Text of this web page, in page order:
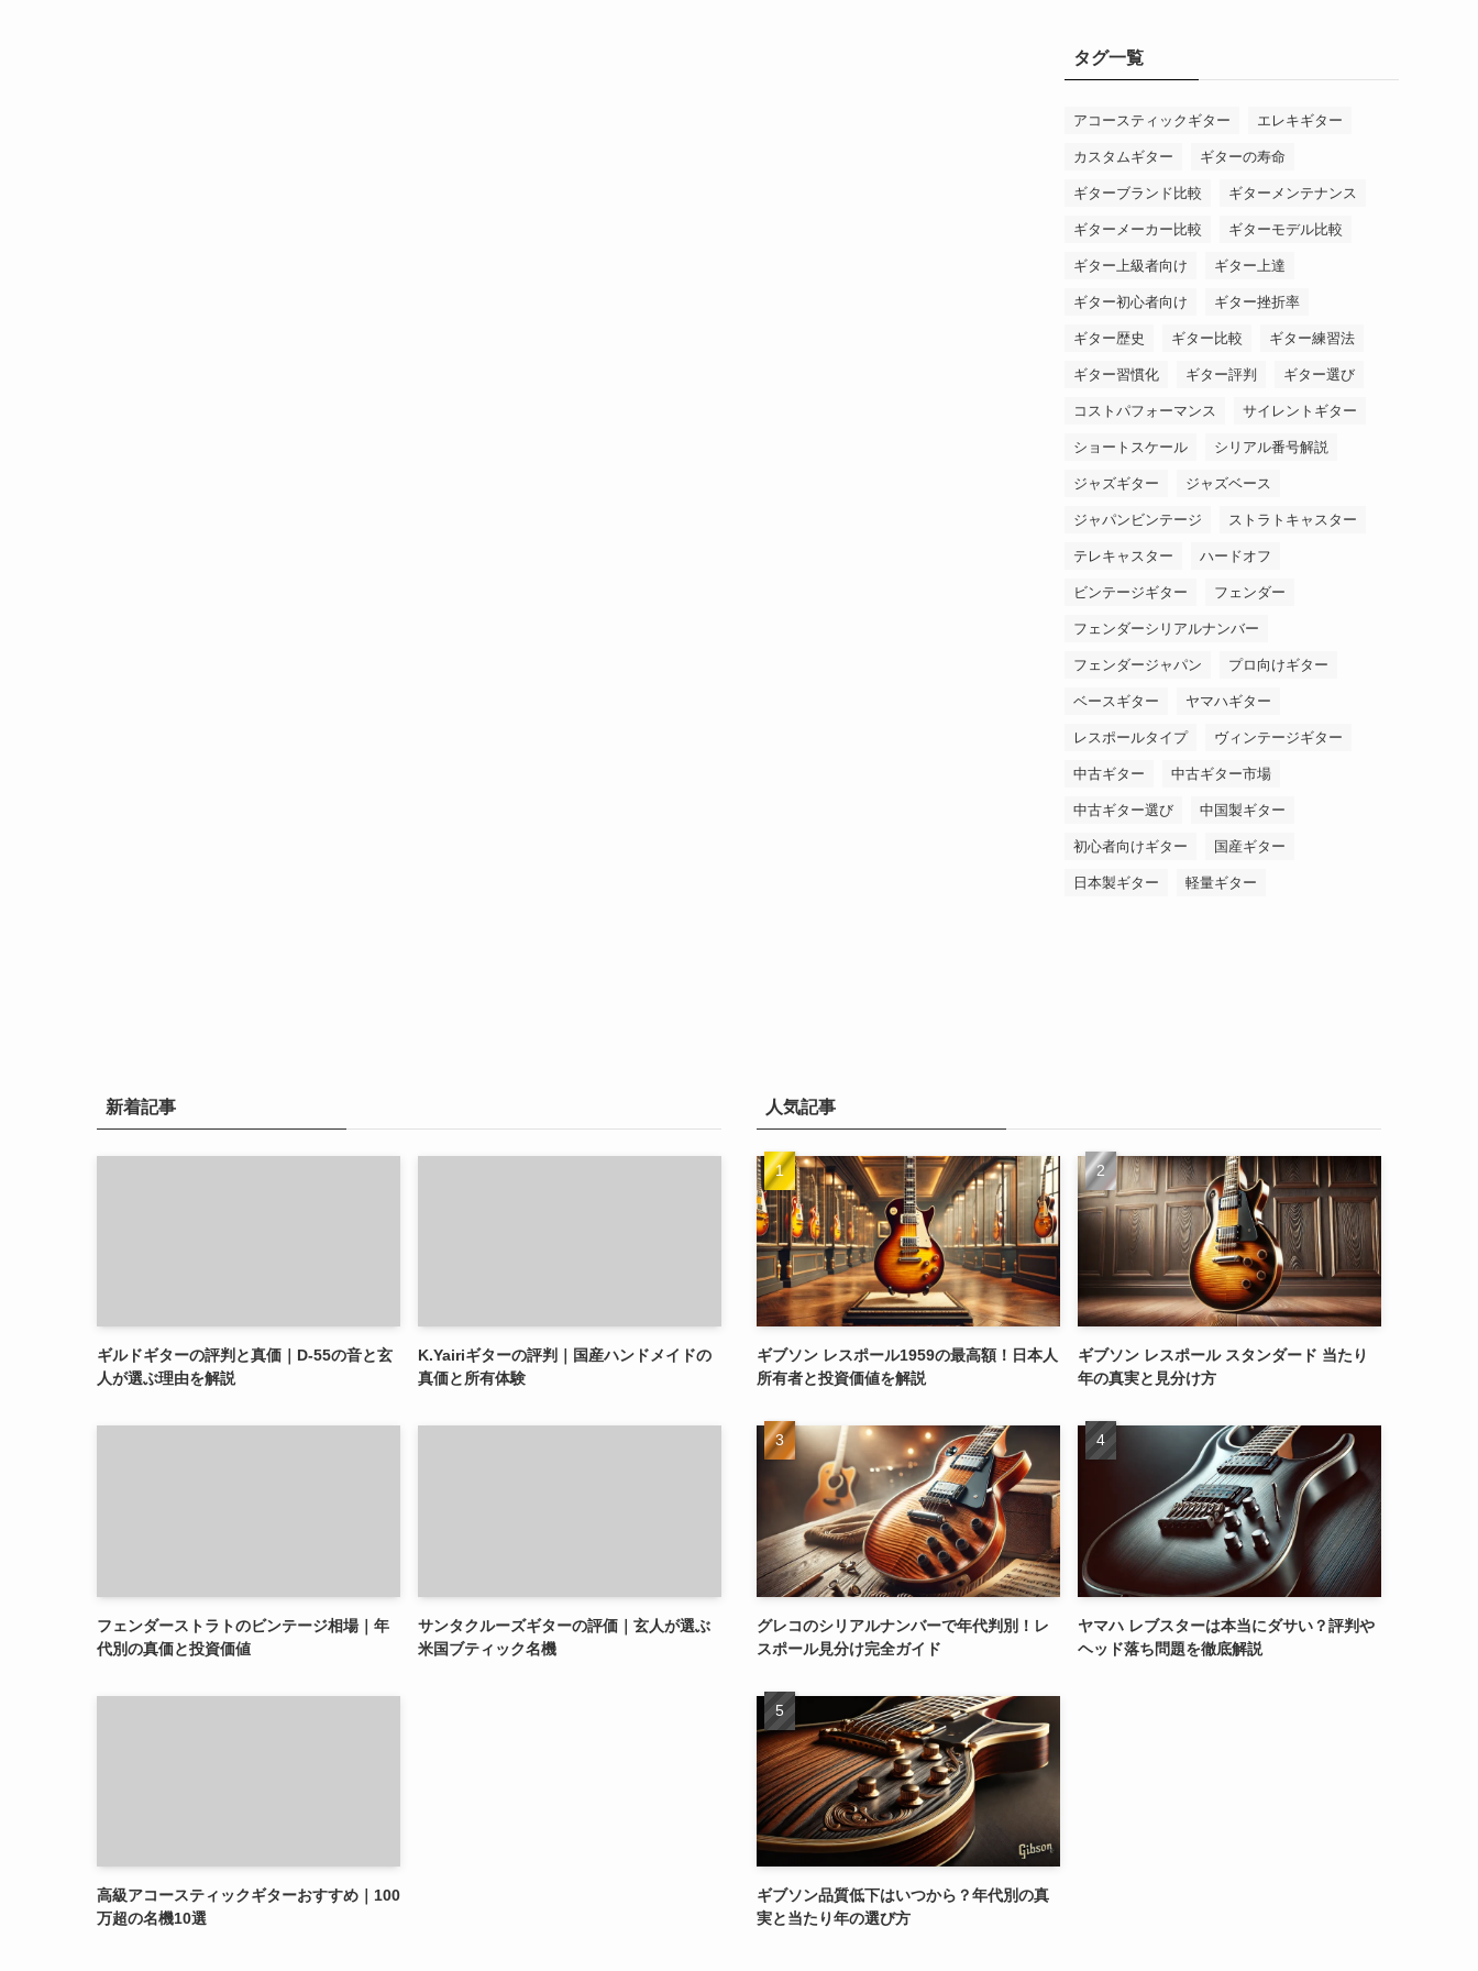
タグ一覧
アコースティックギター エレキギター
カスタムギター ギターの寿命
ギターブランド比較 ギターメンテナンス
ギターメーカー比較 ギターモデル比較
ギター上級者向け ギター上達
ギター初心者向け ギター挫折率
ギター歴史 ギター比較 ギター練習法
ギター習慣化 ギター評判 ギター選び
コストパフォーマンス サイレントギター
ショートスケール シリアル番号解説
ジャズギター ジャズベース
ジャパンビンテージ ストラトキャスター
テレキャスター ハードオフ
ビンテージギター フェンダー
フェンダーシリアルナンバー
フェンダージャパン プロ向けギター
ベースギター ヤマハギター
レスポールタイプ ヴィンテージギター
中古ギター 中古ギター市場
中古ギター選び 中国製ギター
初心者向けギター 国産ギター
日本製ギター 軽量ギター
新着記事
ギルドギターの評判と真価｜D-55の音と玄
人が選ぶ理由を解説
K.Yairiギターの評判｜国産ハンドメイドの
真価と所有体験
フェンダーストラトのビンテージ相場｜年
代別の真価と投資価値
サンタクルーズギターの評価｜玄人が選ぶ
米国ブティック名機
高級アコースティックギターおすすめ｜100
万超の名機10選
人気記事
ギブソン レスポール1959の最高額！日本人
所有者と投資価値を解説
ギブソン レスポール スタンダード 当たり
年の真実と見分け方
グレコのシリアルナンバーで年代判別！レ
スポール見分け完全ガイド
ヤマハ レブスターは本当にダサい？評判や
ヘッド落ち問題を徹底解説
ギブソン品質低下はいつから？年代別の真
実と当たり年の選び方